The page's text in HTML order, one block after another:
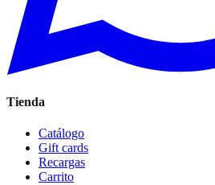
Tienda
Catálogo
Gift cards
Recargas
Carrito